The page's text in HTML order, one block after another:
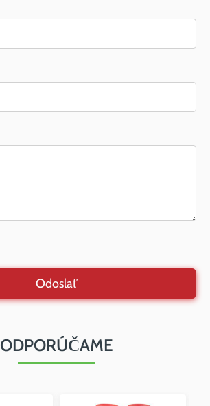
Odoslať
ODPORÚČAME